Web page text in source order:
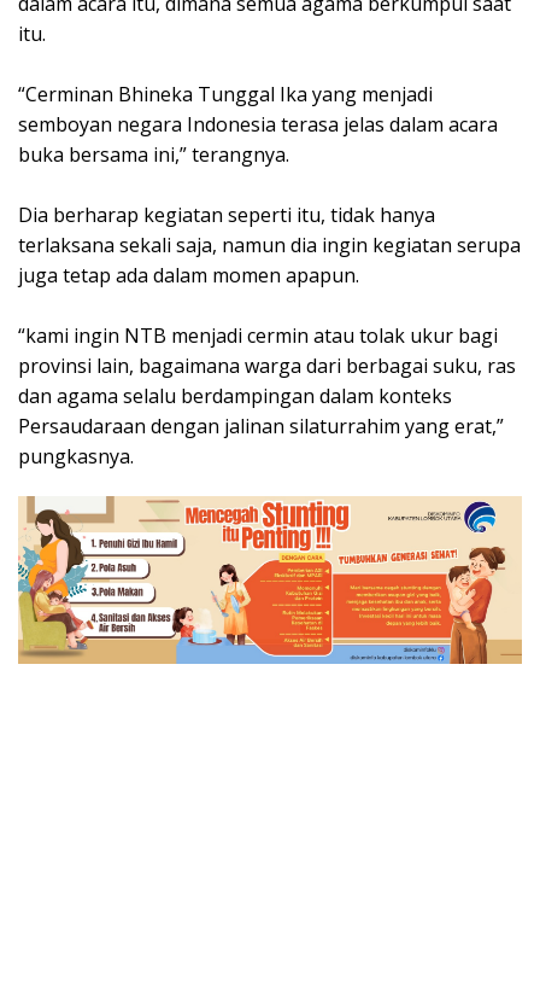
itu.
“Cerminan Bhineka Tunggal Ika yang menjadi
semboyan negara Indonesia terasa jelas dalam acara
buka bersama ini,” terangnya.
Dia berharap kegiatan seperti itu, tidak hanya
terlaksana sekali saja, namun dia ingin kegiatan serupa
juga tetap ada dalam momen apapun.
“kami ingin NTB menjadi cermin atau tolak ukur bagi
provinsi lain, bagaimana warga dari berbagai suku, ras
dan agama selalu berdampingan dalam konteks
Persaudaraan dengan jalinan silaturrahim yang erat,”
pungkasnya.